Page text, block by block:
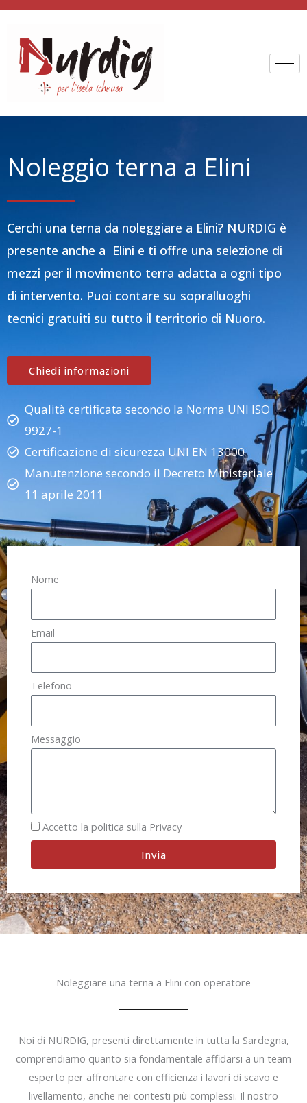
Vai
contenuto
Noleggio terna a Elini
Cerchi una terna da noleggiare a Elini? NURDIG è
presente anche a Elini e ti offre una selezione di
mezzi per il movimento terra adatta a ogni tipo
di intervento. Puoi contare su sopralluoghi
tecnici gratuiti su tutto il territorio di Nuoro.
Chiedi informazioni
Qualità certificata secondo la Norma UNI ISO
9927-1
Certificazione di sicurezza UNI EN 13000
Manutenzione secondo il Decreto Ministeriale
11 aprile 2011
Nome
Email
Telefono
Messaggio
Accetto la politica sulla Privacy
Invia
Noleggiare una terna a Elini con operatore
Noi di NURDIG, presenti direttamente in tutta la Sardegna,
comprendiamo quanto sia fondamentale affidarsi a un team
esperto per affrontare con efficienza i lavori di scavo e
livellamento, anche nei contesti più complessi. Il nostro